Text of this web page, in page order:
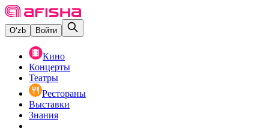
O‘zb Войти
Кино
Концерты
Театры
Рестораны
Выставки
Знания